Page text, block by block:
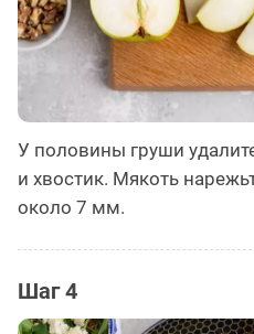
У половины груши
и хвостик. Мякоть
около 7 мм.
Шаг 4